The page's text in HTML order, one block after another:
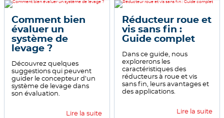
Comment bien
évaluer un
système de
levage ?
Découvrez quelques
suggestions qui peuvent
guider le concepteur d’un
système de levage dans
son évaluation.
Lire la suite
Réducteur roue et
vis sans fin :
Guide complet
Dans ce guide, nous
explorerons les
caractéristiques des
réducteurs à roue et vis
sans fin, leurs avantages et
des applications.
Lire la suite